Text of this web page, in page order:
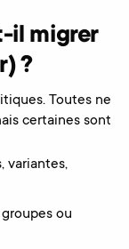
il migrer
?
Toutes ne
certaines sont
variantes,
groupes ou